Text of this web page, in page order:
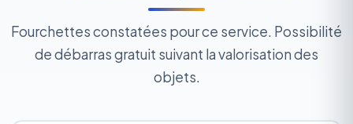
Fourchettes constatées pour ce service. Possibilité
de débarras gratuit suivant la valorisation des
objets.